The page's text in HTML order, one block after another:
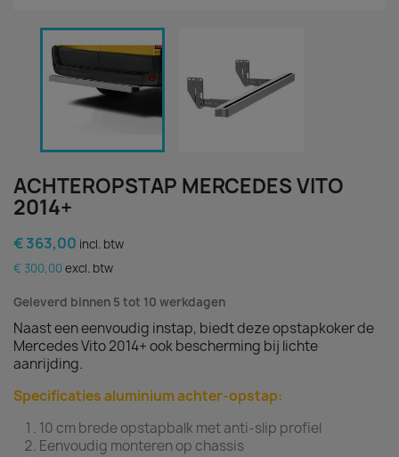
ACHTEROPSTAP MERCEDES VITO
2014+
€ 363,00 incl. btw
€ 300,00 excl. btw
Geleverd binnen 5 tot 10 werkdagen
Naast een eenvoudig instap, biedt deze opstapkoker de
Mercedes Vito 2014+ ook bescherming bij lichte
aanrijding.
Specificaties aluminium achter-opstap:
10 cm brede opstapbalk met anti-slip profiel
Eenvoudig monteren op chassis